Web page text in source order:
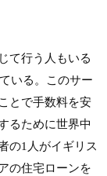
て行う人もいる
いる。このサー
とで手数料を安
るために世界中
の1人がイギリス
の住宅ローンを